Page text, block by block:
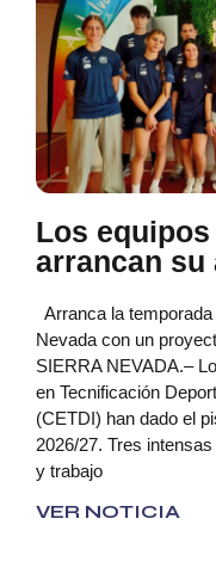
Los equipos
arrancan su
Arranca la
Nevada con un
SIERRA NEVADA.–
en Tecnificación
(CETDI) han dado el
2026/27. Tres
y trabajo
VER NOTICIA